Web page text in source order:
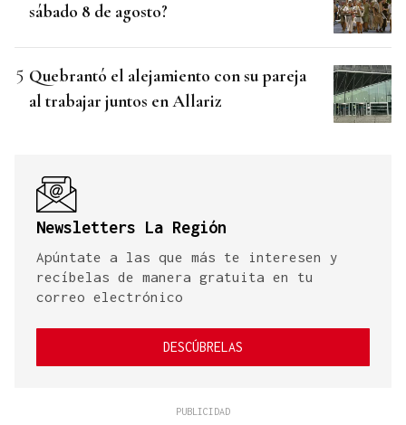
sábado 8 de agosto?
Quebrantó el alejamiento con su pareja
al trabajar juntos en Allariz
Newsletters La Región
Apúntate a las que más te interesen y
recíbelas de manera gratuita en tu
correo electrónico
DESCÚBRELAS